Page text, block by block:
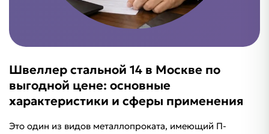
Швеллер стальной 14 в Москве по
выгодной цене: основные
характеристики и сферы применения
Это один из видов металлопроката, имеющий П-